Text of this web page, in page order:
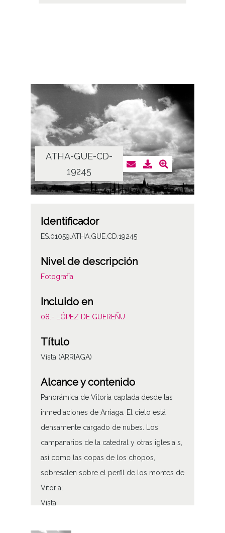
ATHA-GUE-CD-
19245
Identificador
ES.01059.ATHA.GUE.CD.19245
Nivel de descripción
Fotografía
Incluido en
08.- LÓPEZ DE GUEREÑU
Título
Vista (ARRIAGA)
Alcance y contenido
Panorámica de Vitoria captada desde las
inmediaciones de Arriaga. El cielo está
densamente cargado de nubes. Los
campanarios de la catedral y otras iglesia s,
así como las copas de los chopos,
sobresalen sobre el perfil de los montes de
Vitoria;
Vista
Tipo de contenido